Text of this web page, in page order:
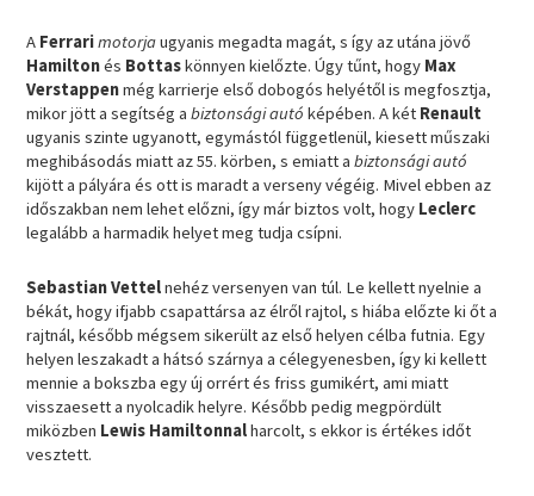
A Ferrarimotorjaugyanis megadta magát, s így az utána jövő
Hamiltonés Bottaskönnyen kielőzte. Úgy tűnt, hogy Max
Verstappenmég karrierje első dobogós helyétől is megfosztja,
mikor jött a segítség abiztonsági autó képében. A két Renault
ugyanis szinte ugyanott, egymástól függetlenül, kiesett műszaki
meghibásodás miatt az 55. körben, s emiatt a biztonsági autó
kijött a pályára és ott is maradt a verseny végéig. Mivel ebben az
időszakban nem lehet előzni, így már biztos volt, hogy Leclerc
legalább a harmadik helyet meg tudja csípni.
Sebastian Vettelnehéz versenyen van túl. Le kellett nyelnie a
békát, hogy ifjabb csapattársa az élről rajtol, s hiába előzte ki őt a
rajtnál, később mégsem sikerült az első helyen célba futnia. Egy
helyen leszakadt a hátsó szárnya a célegyenesben, így ki kellett
mennie a bokszba egy új orrért és friss gumikért, ami miatt
visszaesett a nyolcadik helyre. Később pedig megpördült
miközben Lewis Hamiltonnalharcolt, s ekkor is értékes időt
vesztett.